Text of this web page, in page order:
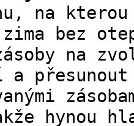
na kterou
bez
na
hynou